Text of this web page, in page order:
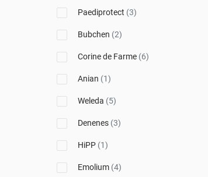
Paediprotect (3)
Bubchen (2)
Corine de Farme (6)
Anian (1)
Weleda (5)
Denenes (3)
HiPP (1)
Emolium (4)